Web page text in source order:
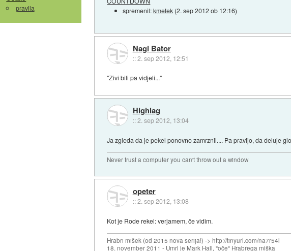
pravila
spremenil:kmetek (2. sep 2012 ob 12:16)
Nagi Bator
::2. sep 2012, 12:51
"Zivi bili pa vidjeli..."
Highlag
::2. sep 2012, 13:04
Ja zgleda da je pekel ponovno zamrznil.... Pa pravijo, da deluje
Never trust a computer you can't throw out a window
opeter
::2. sep 2012, 13:08
Kot je Rode rekel: verjamem, če vidim.
Hrabri mišek (od 2015 nova serija!) -> http://tinyurl.com/na7r54l
18. november 2011 - Umrl je Mark Hall, "oče" Hrabrega miška